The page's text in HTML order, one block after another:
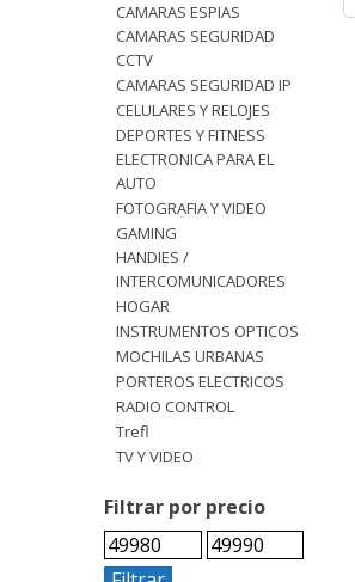
CAMARAS ESPIAS
CAMARAS SEGURIDAD
CCTV
CAMARAS SEGURIDAD IP
CELULARES Y RELOJES
DEPORTES Y FITNESS
ELECTRONICA PARA EL
AUTO
FOTOGRAFIA Y VIDEO
GAMING
HANDIES /
INTERCOMUNICADORES
HOGAR
INSTRUMENTOS OPTICOS
MOCHILAS URBANAS
PORTEROS ELECTRICOS
RADIO CONTROL
Trefl
TV Y VIDEO
Filtrar por precio